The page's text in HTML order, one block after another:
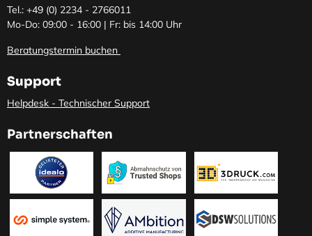
Tel.: +49 (0) 2234 - 2766011
Mo-Do: 09:00 - 16:00 | Fr: bis 14:00 Uhr
Beratungstermin buchen
Support
Helpdesk - Technischer Support
Partnerschaften